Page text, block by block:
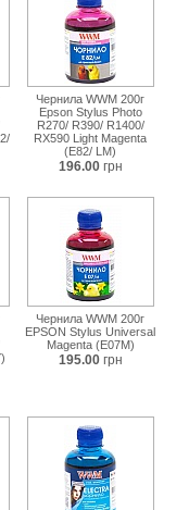
Чернила WWM 200г
Epson Stylus Photo
R270/ R390/ R1400/
RX590 Light Magenta
(E82/ LM)
196.00 грн
Чернила WWM 200г
EPSON Stylus Universal
Magenta (E07M)
195.00 грн